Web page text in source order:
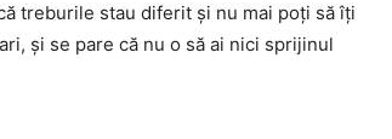
treburile stau diferit și nu mai poți să îți
și se pare că nu o să ai nici sprijinul